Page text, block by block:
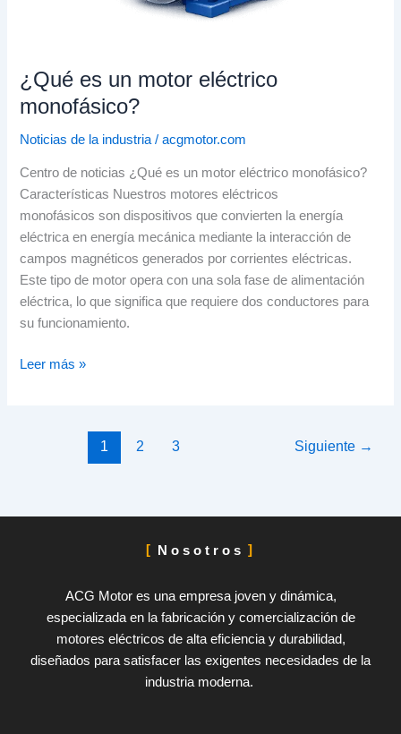
¿Qué es un motor eléctrico
monofásico?
Noticias de la industria /acgmotor.com
Centro de noticias ¿Qué es un motor eléctrico monofásico?
Características Nuestros motores eléctricos
monofásicos son dispositivos que convierten la energía
eléctrica en energía mecánica mediante la interacción de
campos magnéticos generados por corrientes eléctricas.
Este tipo de motor opera con una sola fase de alimentación
eléctrica, lo que significa que requiere dos conductores para
su funcionamiento.
Leer más »
1 2 3 Siguiente →
Nosotros
ACG Motor es una empresa joven y dinámica,
especializada en la fabricación y comercialización de
motores eléctricos de alta eficiencia y durabilidad,
diseñados para satisfacer las exigentes necesidades de la
industria moderna.